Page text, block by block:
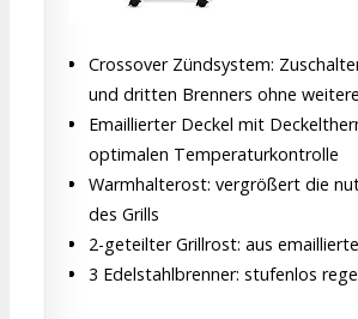
Crossover Zündsystem:
und dritten Brenners ohne
Emaillierter Deckel mit
optimalen Temperaturkontrolle
Warmhalterost: vergrößert die
des Grills
2-geteilter Grillrost: aus
3 Edelstahlbrenner: stufenlos